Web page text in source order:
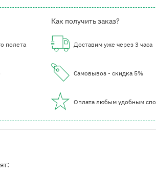
полета
Как получить заказ?
Доставим уже через 3 часа
Самовывоз - скидка 5%
Оплата любым удобным